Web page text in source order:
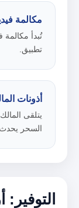
مكالمة
تُبدأ
تطبيق.
أذونات
يتلقى
السحر